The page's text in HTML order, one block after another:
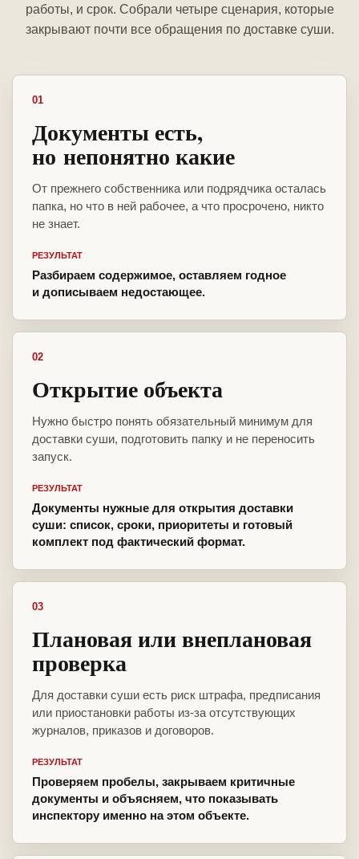
работы, и срок. Собрали четыре сценария, которые
закрывают почти все обращения по доставке суши.
01
Документы есть,
но непонятно какие
От прежнего собственника или подрядчика осталась
папка, но что в ней рабочее, а что просрочено, никто
не знает.
РЕЗУЛЬТАТ
Разбираем содержимое, оставляем годное
и дописываем недостающее.
02
Открытие объекта
Нужно быстро понять обязательный минимум для
доставки суши, подготовить папку и не переносить
запуск.
РЕЗУЛЬТАТ
Документы нужные для открытия доставки
суши: список, сроки, приоритеты и готовый
комплект под фактический формат.
03
Плановая или внеплановая
проверка
Для доставки суши есть риск штрафа, предписания
или приостановки работы из-за отсутствующих
журналов, приказов и договоров.
РЕЗУЛЬТАТ
Проверяем пробелы, закрываем критичные
документы и объясняем, что показывать
инспектору именно на этом объекте.